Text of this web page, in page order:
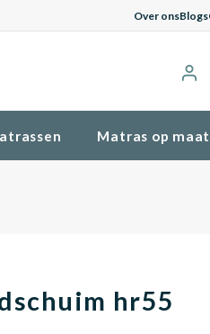
Over onsBlogs
Matras op maat
hr55